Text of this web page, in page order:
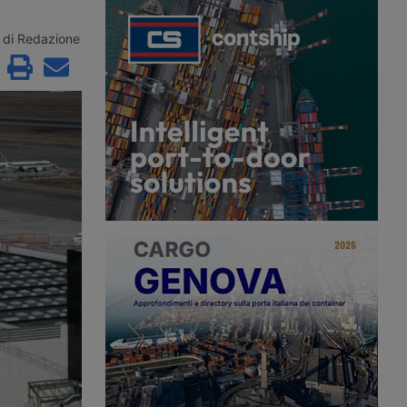
oltre 24 ore vicino
Spagna, con
superiori ai 42 gradi e
funzionante.
i ritardi
stradale.
soffre di una carenza strutturale di
conducenti. Il provvedimento giunge
dopo la revoca delle patenti a circa
200mila immigrati con status
temporaneo.
di Redazione